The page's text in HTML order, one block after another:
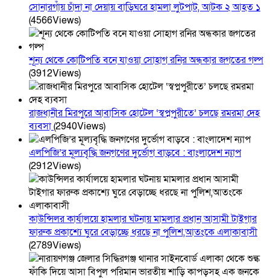
সোনারগাঁয় চাঁদা না দেয়ায় বাড়িঘরে হামলা লুটপাট, আটক ২ আহত ১
(4566Views)
শূন্য থেকে কোটিপতি বনে যাওয়া সোহাগ রনির অন্ধকার জগতের গল্প
(3912Views)
রাজধানীর মিরপুরে আবাসিক হোটেল ‘স্বপ্নপুরীতে’ চলছে রমরমা দেহ
ব্যবসা(2940Views)
এলপিজি’র মূল্যবৃদ্ধি জনগণের দুর্ভোগ বাড়বে : বাংলাদেশ ন্যাপ
(2912Views)
কাউন্সিলর কার্যালয়ে হামলার ঘটনায় মামলার প্রধান আসামী টাইগার
ফারুক প্রকাশ্যে ঘুরে বেড়াচ্ছে ধরছে না পুলিশ,আতংকে এলাকাবাসী
(2789Views)